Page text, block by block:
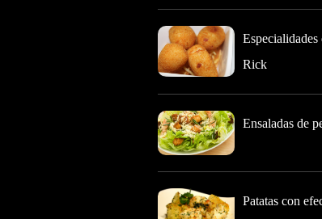
Especialidades
Rick
Ensaladas de
Patatas con